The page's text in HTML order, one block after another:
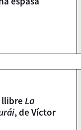
llibre La
, de Víctor